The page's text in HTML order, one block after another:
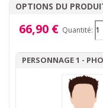
OPTIONS DU
66,90 € Quantité:
PERSONNAGE 1 -